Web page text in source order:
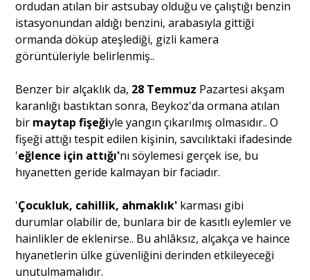
ordudan atılan bir astsubay olduğu ve çalıştığı benzin
istasyonundan aldığı benzini, arabasıyla gittiği
ormanda döküp ateşlediği, gizli kamera
görüntüleriyle belirlenmiş..
Benzer bir alçaklık da, 28 Temmuz Pazartesi akşam
karanlığı bastıktan sonra, Beykoz'da ormana atılan
bir maytap fişeğiyle yangın çıkarılmış olmasıdır.. O
fişeği attığı tespit edilen kişinin, savcılıktaki ifadesinde
'eğlence için attığı'nı söylemesi gerçek ise, bu
hıyanetten geride kalmayan bir faciadır.
'Çocukluk, cahillik, ahmaklık' karması gibi
durumlar olabilir de, bunlara bir de kasıtlı eylemler ve
hainlikler de eklenirse.. Bu ahlâksız, alçakça ve haince
hıyanetlerin ülke güvenliğini derinden etkileyeceği
unutulmamalıdır.